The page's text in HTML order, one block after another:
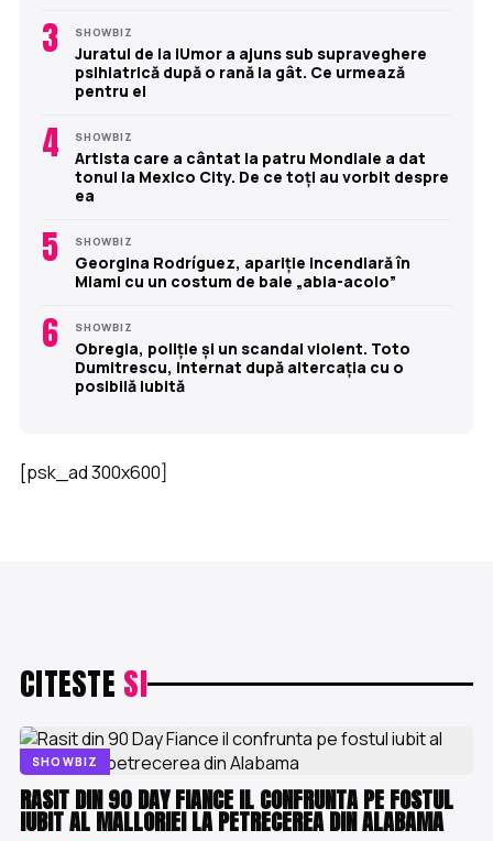
3 SHOWBIZ
Juratul de la iUmor a ajuns sub supraveghere
psihiatrică după o rană la gât. Ce urmează
pentru el
4 SHOWBIZ
Artista care a cântat la patru Mondiale a dat
tonul la Mexico City. De ce toți au vorbit despre
ea
5 SHOWBIZ
Georgina Rodríguez, apariție incendiară în
Miami cu un costum de baie „abia-acolo”
6 SHOWBIZ
Obregia, poliție și un scandal violent. Toto
Dumitrescu, internat după altercația cu o
posibilă iubită
[psk_ad 300x600]
CITESTE SI
SHOWBIZ
RASIT DIN 90 DAY FIANCE IL CONFRUNTA PE FOSTUL
IUBIT AL MALLORIEI LA PETRECEREA DIN ALABAMA